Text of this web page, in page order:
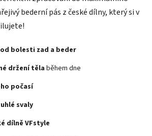
bederní pás z české dílny, který si v
bolesti zad a beder
držení těla během dne
počasí
svaly
dílně VFstyle